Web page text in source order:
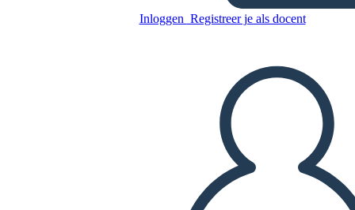
Inloggen Registreer je als docent
Nieuwe woordenlijstsjabloon
voor pagina maken 3 (zwart-
Kopieer dit Storyboard